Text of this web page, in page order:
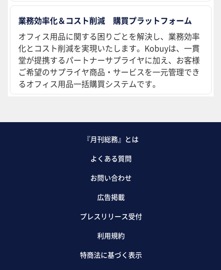
業務効率化＆コスト削減 購買プラットフォーム
オフィス用品に関する困りごとを解決し、業務効率
化とコスト削減を実現いたします。Kobuyは、一貫
堂が提携するパートナーサプライヤに加え、お客様
ご希望のサプライヤ商品・サービスを一元管理でき
るオフィス用品一括購買システムです。
『月刊総務』とは
よくある質問
お問い合わせ
広告掲載
プレスリリース受付
利用規約
特商法に基づく表示